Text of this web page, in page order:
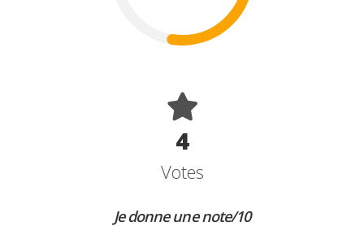
4
Votes
Je donne une note/10